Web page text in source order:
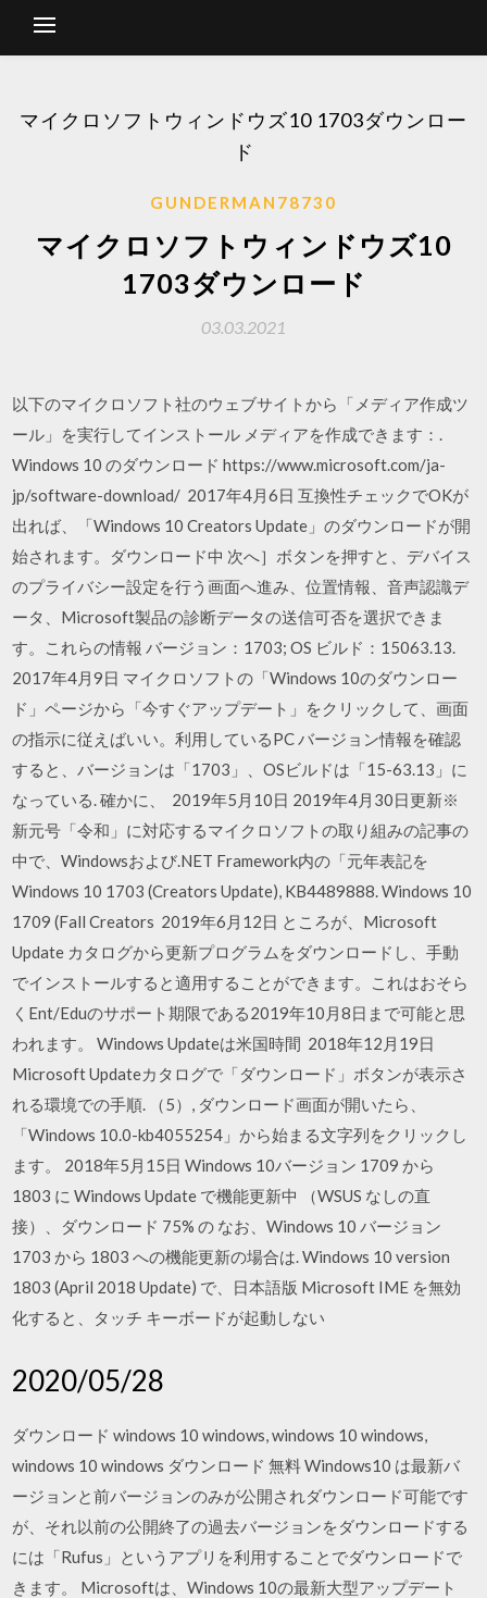
マイクロソフトウィンドウズ10 1703ダウンロー
ド
GUNDERMAN78730
マイクロソフトウィンドウズ10
1703ダウンロード
03.03.2021
以下のマイクロソフト社のウェブサイトから「メディア作成ツ
ール」を実行してインストール メディアを作成できます：.
Windows 10 のダウンロード https://www.microsoft.com/ja-
jp/software-download/ 2017年4月6日 互換性チェックでOKが
出れば、「Windows 10 Creators Update」のダウンロードが開
始されます。ダウンロード中 次へ］ボタンを押すと、デバイス
のプライバシー設定を行う画面へ進み、位置情報、音声認識デ
ータ、Microsoft製品の診断データの送信可否を選択できま
す。これらの情報 バージョン：1703; OS ビルド：15063.13.
2017年4月9日 マイクロソフトの「Windows 10のダウンロー
ド」ページから「今すぐアップデート」をクリックして、画面
の指示に従えばいい。利用しているPC バージョン情報を確認
すると、バージョンは「1703」、OSビルドは「15-63.13」に
なっている. 確かに、 2019年5月10日 2019年4月30日更新※
新元号「令和」に対応するマイクロソフトの取り組みの記事の
中で、Windowsおよび.NET Framework内の「元年表記を
Windows 10 1703 (Creators Update), KB4489888. Windows 10
1709 (Fall Creators 2019年6月12日 ところが、Microsoft
Update カタログから更新プログラムをダウンロードし、手動
でインストールすると適用することができます。これはおそら
くEnt/Eduのサポート期限である2019年10月8日まで可能と思
われます。 Windows Updateは米国時間 2018年12月19日
Microsoft Updateカタログで「ダウンロード」ボタンが表示さ
れる環境での手順. （5）, ダウンロード画面が開いたら、
「Windows 10.0-kb4055254」から始まる文字列をクリックし
ます。 2018年5月15日 Windows 10バージョン 1709 から
1803 に Windows Update で機能更新中 （WSUS なしの直
接）、ダウンロード 75% の なお、Windows 10 バージョン
1703 から 1803 への機能更新の場合は. Windows 10 version
1803 (April 2018 Update) で、日本語版 Microsoft IME を無効
化すると、タッチ キーボードが起動しない
2020/05/28
ダウンロード windows 10 windows, windows 10 windows,
windows 10 windows ダウンロード 無料 Windows10 は最新バ
ージョンと前バージョンのみが公開されダウンロード可能です
が、それ以前の公開終了の過去バージョンをダウンロードする
には「Rufus」というアプリを利用することでダウンロードで
きます。 Microsoftは、Windows 10の最新大型アップデート